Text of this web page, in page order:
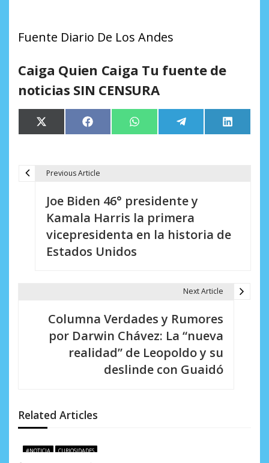
Fuente Diario De Los Andes
Caiga Quien Caiga Tu fuente de
noticias SIN CENSURA
Compartir
en
X
(Twitter)
Compartir
en
Facebook Compartir
en
WhatsApp Compartir
en
Telegram
en
LinkedIn
e
e
Previous Article
Joe Biden 46° presidente y
Kamala Harris la primera
vicepresidenta en la historia de
Estados Unidos
Next Article
Columna Verdades y Rumores
por Darwin Chávez: La “nueva
realidad” de Leopoldo y su
deslinde con Guaidó
Related Articles
#NOTICIA CURIOSIDADES